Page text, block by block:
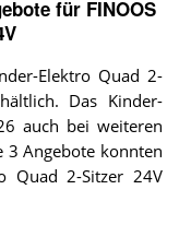
für FINOOS
Elektro Quad 2-
Das Kinder-
auch bei weiteren
3 Angebote konnten
Quad 2-Sitzer 24V